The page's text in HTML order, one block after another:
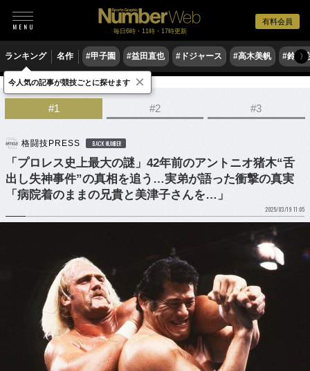
有料会員
毎日6時・11時・17時更新
ランキング 名作 #甲子園 #益田直也 #ドジャース #高木美帆 #鈴木
〉
格闘技 プロレス
#1 #2 #3
格闘技PRESS BACK NUMBER
「プロレス史上最大の謎」42年前のアントニオ猪木“舌
出し失神事件”の真相を追う…実弟が語った衝撃の真実
「病院着のままの兄貴と美津子さんを…」
2025/03/19 11:05
今人気の記事が競技ごとに探せます ×